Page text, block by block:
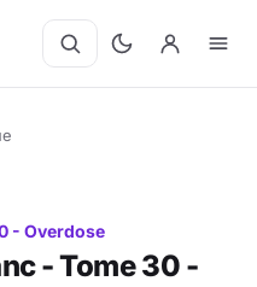
- Overdose
- Tome 30 -